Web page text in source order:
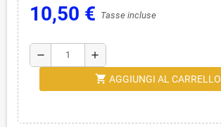
10,50 € Tasse incluse
remove add
shopping_cart AGGIUNGI AL CARRELLO